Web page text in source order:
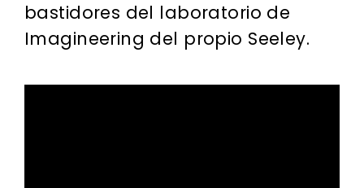
bastidores del laboratorio de
Imagineering del propio Seeley.